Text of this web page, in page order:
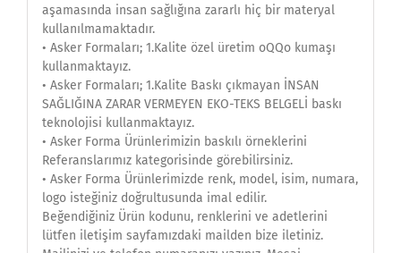
aşamasında insan sağlığına zararlı hiç bir materyal
kullanılmamaktadır.
• Asker Formaları; 1.Kalite özel üretim oQQo kumaşı
kullanmaktayız.
• Asker Formaları; 1.Kalite Baskı çıkmayan İNSAN
SAĞLIĞINA ZARAR VERMEYEN EKO-TEKS BELGELİ baskı
teknolojisi kullanmaktayız.
• Asker Forma Ürünlerimizin baskılı örneklerini
Referanslarımız kategorisinde görebilirsiniz.
• Asker Forma Ürünlerimizde renk, model, isim, numara,
logo isteğiniz doğrultusunda imal edilir.
Beğendiğiniz Ürün kodunu, renklerini ve adetlerini
lütfen iletişim sayfamızdaki mailden bize iletiniz.